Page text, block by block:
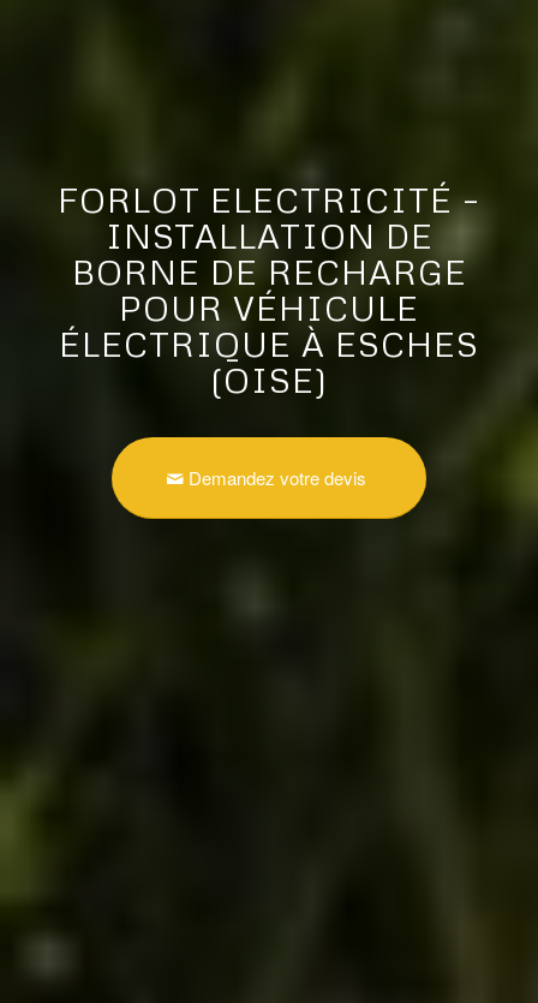
FORLOT ELECTRICITÉ –
INSTALLATION DE
BORNE DE RECHARGE
POUR VÉHICULE
ÉLECTRIQUE À ESCHES
(OISE)
Demandez votre devis